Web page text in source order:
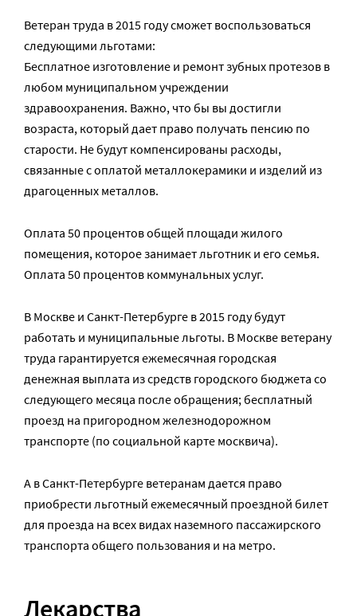
Ветеран труда в 2015 году сможет воспользоваться
следующими льготами:
Бесплатное изготовление и ремонт зубных протезов в
любом муниципальном учреждении
здравоохранения. Важно, что бы вы достигли
возраста, который дает право получать пенсию по
старости. Не будут компенсированы расходы,
связанные с оплатой металлокерамики и изделий из
драгоценных металлов.
Оплата 50 процентов общей площади жилого
помещения, которое занимает льготник и его семья.
Оплата 50 процентов коммунальных услуг.
В Москве и Санкт-Петербурге в 2015 году будут
работать и муниципальные льготы. В Москве ветерану
труда гарантируется ежемесячная городская
денежная выплата из средств городского бюджета со
следующего месяца после обращения; бесплатный
проезд на пригородном железнодорожном
транспорте (по социальной карте москвича).
А в Санкт-Петербурге ветеранам дается право
приобрести льготный ежемесячный проездной билет
для проезда на всех видах наземного пассажирского
транспорта общего пользования и на метро.
Лекарства